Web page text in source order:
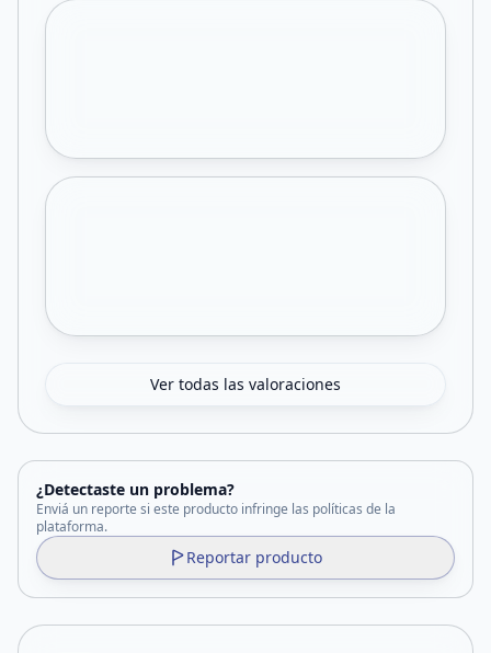
Ver todas las valoraciones
¿Detectaste un problema?
Enviá un reporte si este producto infringe las políticas de la
plataforma.
Reportar producto